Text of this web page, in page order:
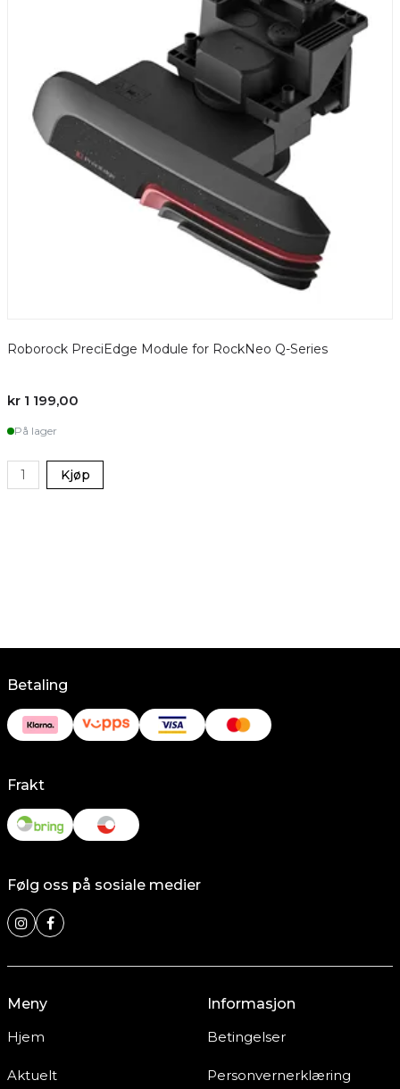
Roborock PreciEdge Module for RockNeo Q-Series
kr 1 199,00
På lager
Kjøp
Betaling
Frakt
Følg oss på sosiale medier
Meny
Hjem
Aktuelt
Informasjon
Betingelser
Personvernerklæring